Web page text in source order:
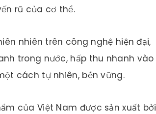
rũ của cơ thể.
nhiên trên công nghệ hiện đại,
trong nước, hấp thu nhanh vào
cách tự nhiên, bền vững.
của Việt Nam được sản xuất bởi